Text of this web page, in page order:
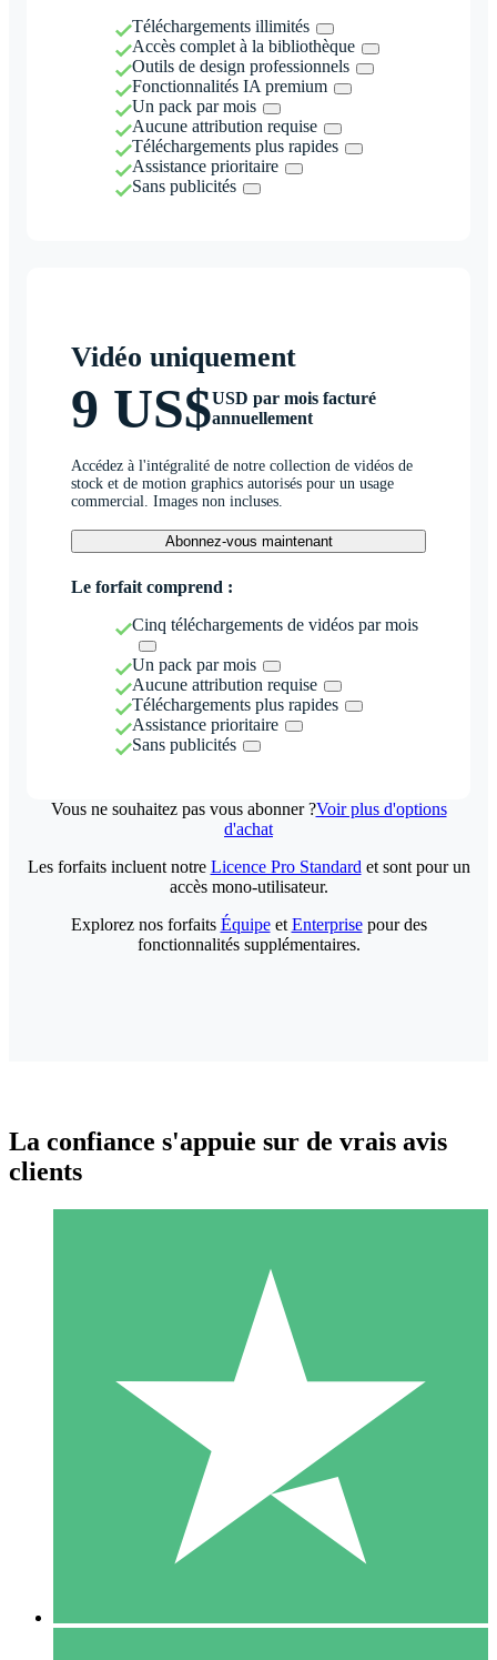
Téléchargements illimités
Accès complet à la bibliothèque
Outils de design professionnels
Fonctionnalités IA premium
Un pack par mois
Aucune attribution requise
Téléchargements plus rapides
Assistance prioritaire
Sans publicités
Vidéo uniquement
9 US$USD par mois facturé
annuellement
Accédez à l'intégralité de notre collection de vidéos de
stock et de motion graphics autorisés pour un usage
commercial. Images non incluses.
Abonnez-vous maintenant
Le forfait comprend :
Cinq téléchargements de vidéos par mois
Un pack par mois
Aucune attribution requise
Téléchargements plus rapides
Assistance prioritaire
Sans publicités
Vous ne souhaitez pas vous abonner ?Voir plus d'options
d'achat
Packs de Crédits Individuels
Payez à l'utilisation avec des crédits de téléchargement. Sans
1 Téléchargement
10 00
Les forfaits incluent notre Licence Pro Standard et sont pour un
accès mono-utilisateur.
Explorez nos forfaits Équipeet Enterprisepour des
fonctionnalités supplémentaires.
La confiance s'appuie sur de vrais avis
clients